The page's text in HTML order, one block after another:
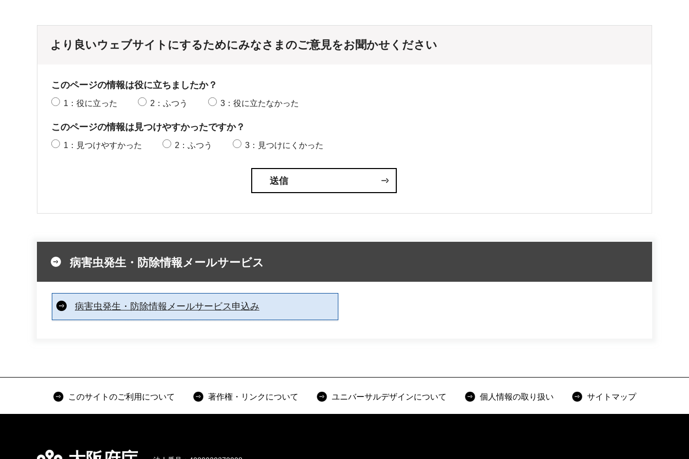
より良いウェブサイトにするためにみなさまのご意見をお聞かせください
このページの情報は役に立ちましたか？
1：役に立った 2：ふつう 3：役に立たなかった
このページの情報は見つけやすかったですか？
1：見つけやすかった 2：ふつう 3：見つけにくかった
病害虫発生・防除情報メールサービス
病害虫発生・防除情報メールサービス申込み
このサイトのご利用について 著作権・リンクについて ユニバーサルデザインについて 個人情報の取り扱い サイトマップ